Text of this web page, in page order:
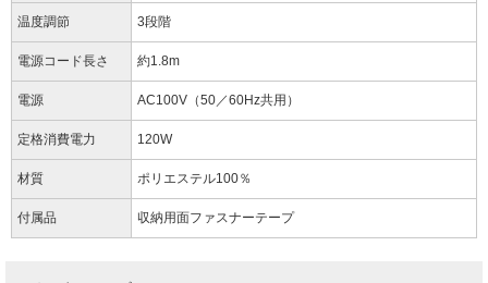
温度調節 3段階
電源コード長さ 約1.8m
電源 AC100V（50／60Hz共用）
定格消費電力 120W
材質 ポリエステル100％
付属品 収納用面ファスナーテープ